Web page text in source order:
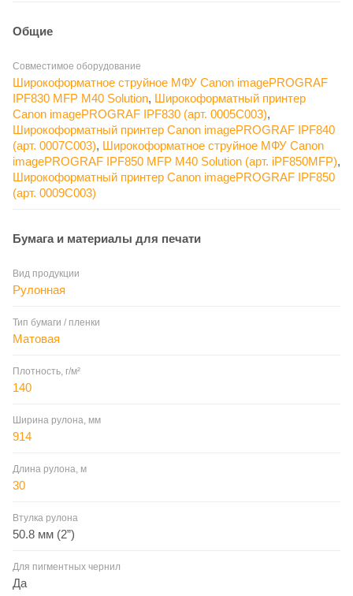
Общие
Совместимое оборудование
Широкоформатное струйное МФУ Canon imagePROGRAF
IPF830 MFP M40 Solution, Широкоформатный принтер
Canon imagePROGRAF IPF830 (арт. 0005C003),
Широкоформатный принтер Canon imagePROGRAF IPF840
(арт. 0007C003), Широкоформатное струйное МФУ Canon
imagePROGRAF IPF850 MFP M40 Solution (арт. iPF850MFP),
Широкоформатный принтер Canon imagePROGRAF IPF850
(арт. 0009C003)
Бумага и материалы для печати
Вид продукции
Рулонная
Тип бумаги / пленки
Матовая
Плотность, г/м²
140
Ширина рулона, мм
914
Длина рулона, м
30
Втулка рулона
50.8 мм (2”)
Для пигментных чернил
Да